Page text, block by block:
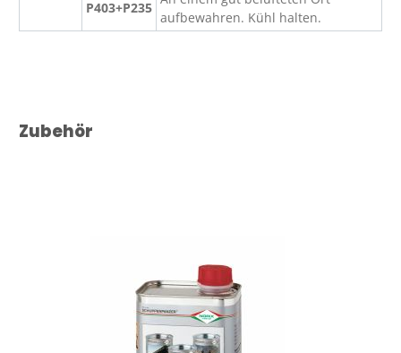
P403+P235
aufbewahren. Kühl halten.
Produktgalerie überspringen
Zubehör